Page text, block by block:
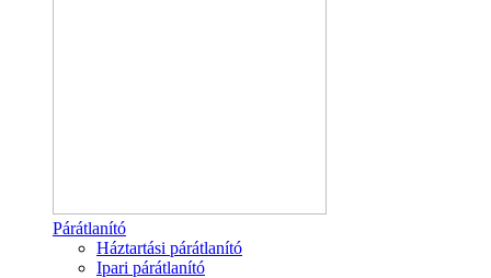
Párátlanító
Háztartási párátlanító
Ipari párátlanító